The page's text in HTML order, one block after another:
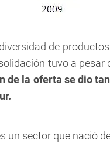
de
tuvo a pesar
de la oferta se dio
un sector que nació